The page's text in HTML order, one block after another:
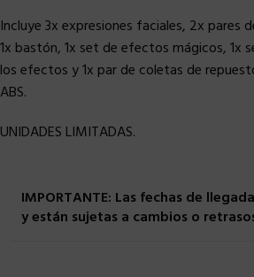
Incluye 3x expresiones faciales, 2x pares
1x bastón, 1x set de efectos mágicos, 1x
los efectos y 1x par de coletas de
ABS.
UNIDADES LIMITADAS.
IMPORTANTE: Las fechas de
y están sujetas a cambios o